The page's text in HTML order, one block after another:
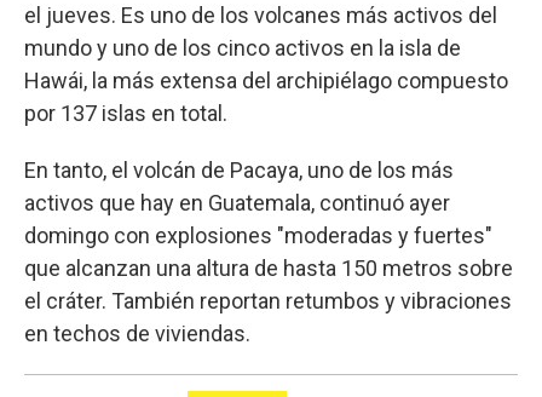
el jueves. Es uno de los volcanes más activos del
mundo y uno de los cinco activos en la isla de
Hawái, la más extensa del archipiélago compuesto
por 137 islas en total.
En tanto, el volcán de Pacaya, uno de los más
activos que hay en Guatemala, continuó ayer
domingo con explosiones "moderadas y fuertes"
que alcanzan una altura de hasta 150 metros sobre
el cráter. También reportan retumbos y vibraciones
en techos de viviendas.